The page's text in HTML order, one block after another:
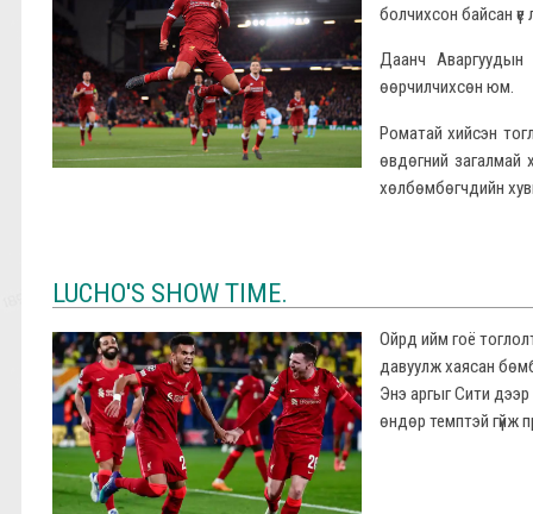
болчихсон байсан үе
Даанч Аваргуудын
өөрчилчихсөн юм.
Роматай хийсэн
өвдөгний загалмай
хөлбөмбөгчдийн
LUCHO'S SHOW TIME.
Ойрд ийм гоё
давуулж хаясан
Энэ аргыг Сити
өндөр темптэй гүйж